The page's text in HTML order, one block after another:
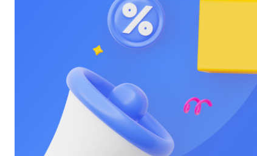
Цифровые бинокли
Электровелосипеды
Электросамокаты
Эхолоты